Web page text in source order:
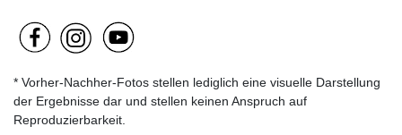
* Vorher-Nachher-Fotos stellen lediglich eine visuelle Darstellung
der Ergebnisse dar und stellen keinen Anspruch auf
Reproduzierbarkeit.